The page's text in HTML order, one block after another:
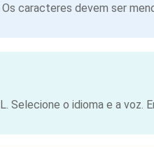
caracteres devem ser
Selecione o idioma e a voz.